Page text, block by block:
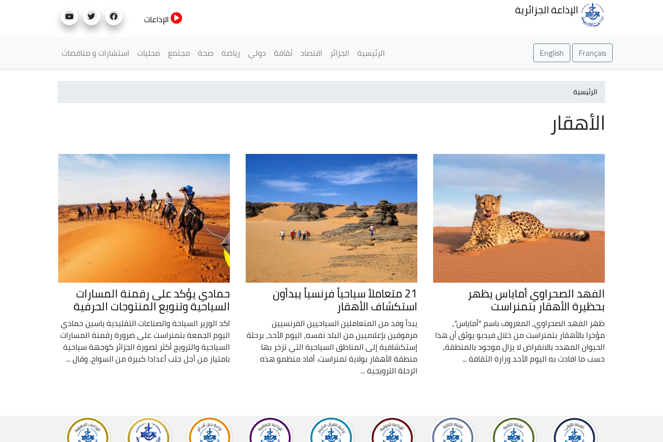
الإذاعة الجزائرية
الإذاعات
Français
English القائمة الرئيسية
الرئيسية الجزائر اقتصاد ثقافة دولي رياضة صحة مجتمع محليات استشارات و مناقصات
الرئيسية
الأهقار
الفهد الصحراوي أماياس يظهر
بحظيرة الأهقار بتمنراست
ظهر الفهد الصحراوي, المعروف باسم "أماياس",
مؤخرا بالأهقار بتمنراست من خلال فيديو يوثق أن هذا
الحيوان المهدد بالانقراض لا يزال موجود بالمنطقة,
حسب ما افادت به اليوم الأحد وزارة الثقافة ...
21 متعاملاً سياحياً فرنسياً يبدأون
استكشاف الأهقار
يبدأ وفد من المتعاملين السياحيين الفرنسيين
مرفوقين بإعلاميين من البلد نفسه، اليوم الأحد، برحلة
إستكشافية إلى المناطق السياحية التي تزخر بها
منطقة الأهقار بولاية تمنراست. أفاد منظمو هذه
الرحلة الترويجية ...
حمادي يؤكد على رقمنة المسارات
السياحية وتنويع المنتوجات الحرفية
اكد الوزير السياحة والصناعات التقليدية ياسين حمادي
اليوم الجمعة بتمنراست على ضرورة رقمنة المسارات
السياحية والترويج أكثر لصورة الجزائر كوجهة سياحية
بامتياز من أجل جلب أعدادا كبيرة من السواح. وقال ...